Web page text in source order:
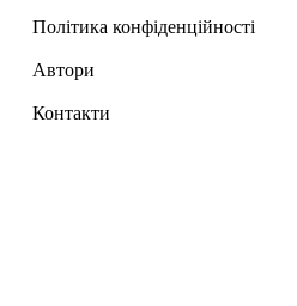
Політика конфіденційності
Автори
Контакти